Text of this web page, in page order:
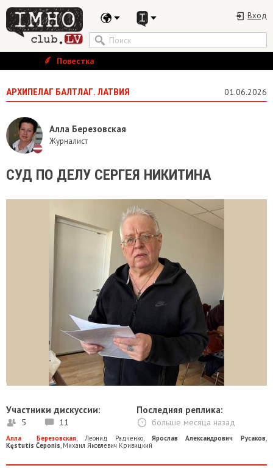
Вход
Повестка
АРХИПЕЛАГ БАЛТЛАГ. ЛАТВИЯ 01.06.2026
Алла Березовская
Журналист
СУД ПО ДЕЛУ СЕРГЕЯ НИКИТИНА
Участники дискуссии:
5 11
Последняя реплика:
больше месяца назад
Алла Березовская Леонид Радченко Ярослав Александрович Русаков
Kęstutis Čeponis Михаил Яковлевич Кривицкий